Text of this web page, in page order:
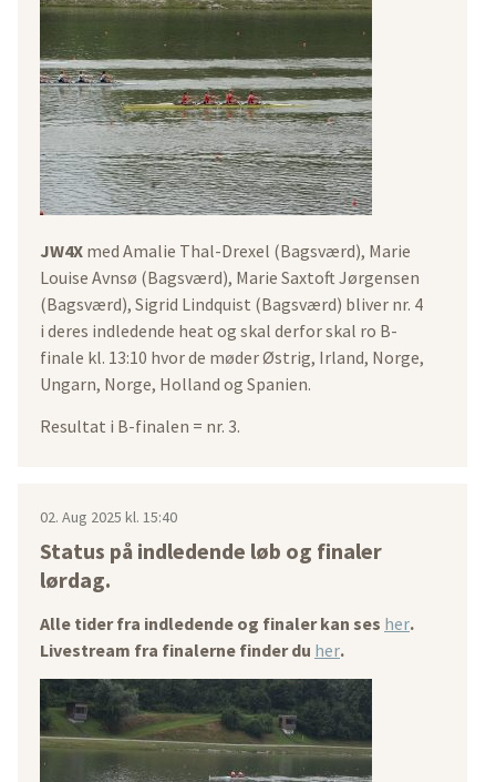
JW4X med Amalie Thal-Drexel (Bagsværd), Marie
Louise Avnsø (Bagsværd), Marie Saxtoft Jørgensen
(Bagsværd), Sigrid Lindquist (Bagsværd) bliver nr. 4
i deres indledende heat og skal derfor skal ro B-
finale kl. 13:10 hvor de møder Østrig, Irland, Norge,
Ungarn, Norge, Holland og Spanien.
Resultat i B-finalen = nr. 3.
02. Aug 2025 kl. 15:40
Status på indledende løb og finaler
lørdag.
Alle tider fra indledende og finaler kan ses her.
Livestream fra finalerne finder du her.